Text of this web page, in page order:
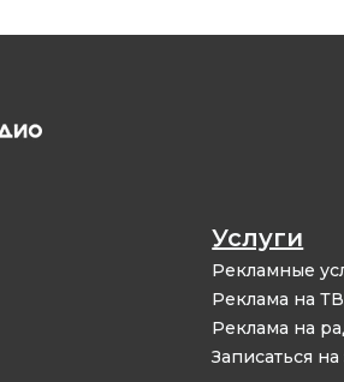
Услуги
Рекламные
Реклама на ТВ
Реклама на
Записаться